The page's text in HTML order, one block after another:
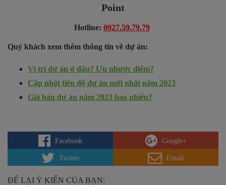
Point
Hotline: 0927.59.79.79
Quý khách xem thêm thông tin về dự án:
Vị trí dự án ở đâu? Ưu nhược điểm?
Cập nhật tiến độ dự án mới nhất năm 2023
Giá bán dự án năm 2023 bao nhiêu?
Facebook Google+
Twitter Email
ĐỂ LẠI Ý KIẾN CỦA BẠN: